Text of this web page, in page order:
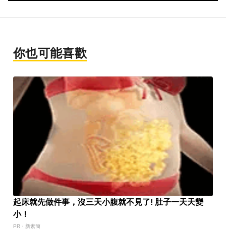
你也可能喜歡
起床就先做件事，沒三天小腹就不見了! 肚子一天天變
小！
PR・新素簡